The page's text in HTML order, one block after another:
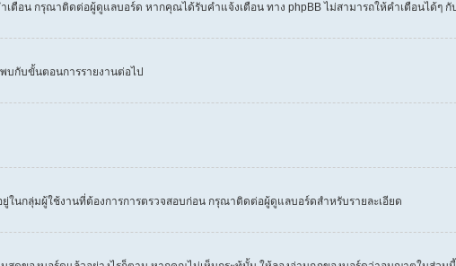
อน กรุณาติดต่อผู้ดูแลบอร์ด หากคุณได้รับคำแจ้งเตือน ทาง phpBB ไม่สามารถให้คำเตือนได้ๆ
กับขั้นตอนการรายงานต่อไป
กลุ่มผู้ใช้งานที่ต้องการการตรวจสอบก่อน กรุณาติดต่อผู้ดูแลบอร์ดสำหรับรายละเอียด